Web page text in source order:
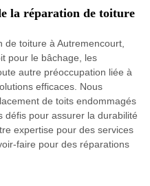
la réparation de toiture
de toiture à Autremencourt,
pour le bâchage, les
autre préoccupation liée à
efficaces. Nous
de toits endommagés
défis pour assurer la durabilité
expertise pour des services
faire pour des réparations